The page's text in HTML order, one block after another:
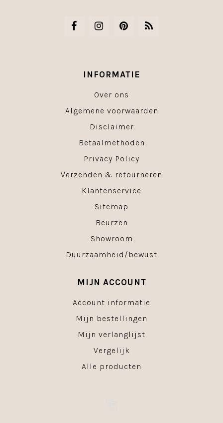
INFORMATIE
Over ons
Algemene voorwaarden
Disclaimer
Betaalmethoden
Privacy Policy
Verzenden & retourneren
Klantenservice
Sitemap
Beurzen
Showroom
Duurzaamheid/bewust
MIJN ACCOUNT
Account informatie
Mijn bestellingen
Mijn verlanglijst
Vergelijk
Alle producten